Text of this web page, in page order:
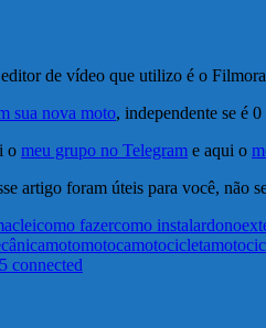
de vídeo que utilizo é o
sua nova moto, independente se é
o meu grupo no Telegram e aqui o
artigo foram úteis para você, não
como fazercomo instalardono
motomotocamotocicleta
connected